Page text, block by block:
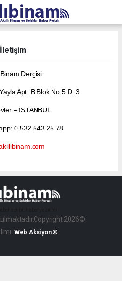
İletişim
Binam Dergisi
Apt. B Blok No:5 D: 3
– İSTANBUL
0 532 543 25 78
2026©
Web Aksiyon ®